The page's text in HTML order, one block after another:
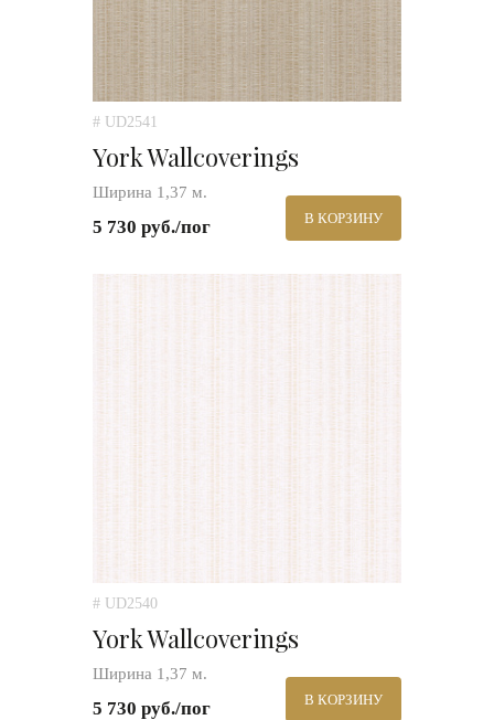
# UD2541
York Wallcoverings
Ширина 1,37 м.
5 730 руб./пог В КОРЗИНУ
# UD2540
York Wallcoverings
Ширина 1,37 м.
5 730 руб./пог В КОРЗИНУ